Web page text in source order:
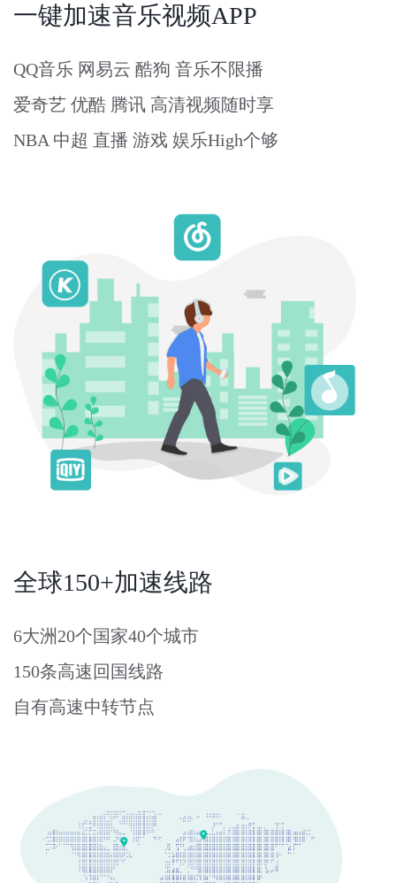
一键加速音乐视频APP
QQ音乐 网易云 酷狗 音乐不限播
爱奇艺 优酷 腾讯 高清视频随时享
NBA 中超 直播 游戏 娱乐High个够
全球150+加速线路
6大洲20个国家40个城市
150条高速回国线路
自有高速中转节点